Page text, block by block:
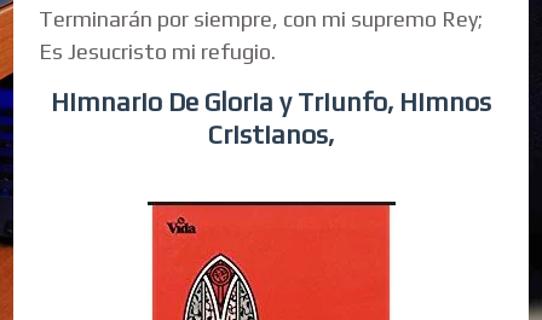
Terminarán por siempre, con mi supremo Rey;
Es Jesucristo mi refugio.
Himnario De Gloria y Triunfo, Himnos
Cristianos,